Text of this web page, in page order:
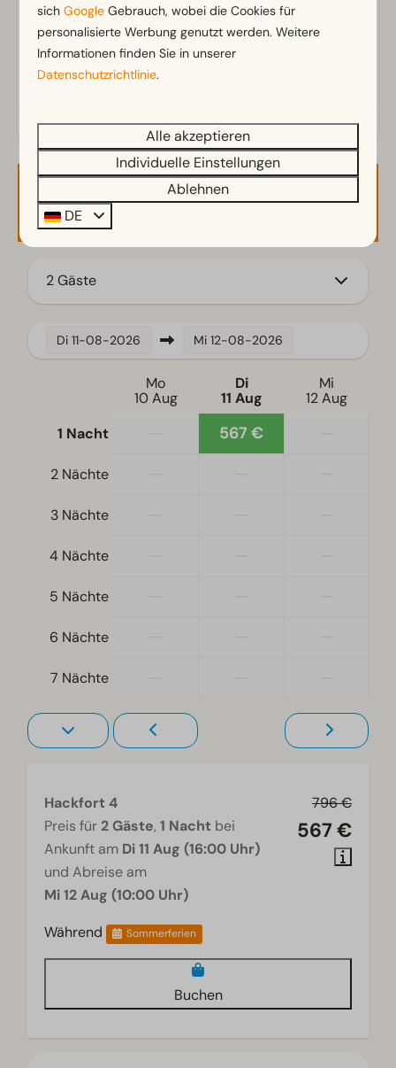
Außenbereich
Terrasse
Gartenmöbel
Kombi-Mikrowelle
Einbauküche
Kühl-/Gefrierkombination
Geschirrspüler
Standort
Schlafzimmer
Boxspringbetten
Einzelbettdecken und Kissen
Doppelbetten: 1
Zugänglichkeit
Ebenerdig
Heizung und Kühlung
Verfügbarkeit und Preis
2 Gäste
Di 11-08-2026 Mi 12-08-2026
Mo
10 Aug
Di
11 Aug
Mi
12 Aug
1 Nacht
567 €
2 Nächte
3 Nächte
4 Nächte
5 Nächte
6 Nächte
7 Nächte
796 €
567 €
Hackfort 4
Preis für 2 Gäste, 1 Nacht bei
Ankunft am Di 11 Aug (16:00 Uhr)
und Abreise am
Mi 12 Aug (10:00 Uhr)
Während
Sommerferien
Buchen
sichGoogle Gebrauch, wobei die Cookies für
personalisierte Werbung genutzt werden. Weitere
Informationen finden Sie in unserer
Datenschutzrichtlinie.
Alle akzeptieren
Individuelle Einstellungen
Ablehnen
DE